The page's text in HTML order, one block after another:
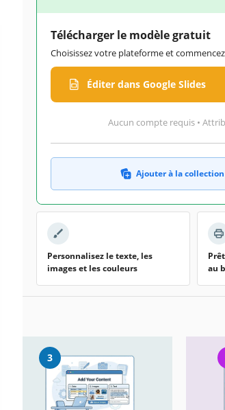
ci
?
le
et
Télécharger le modèle gratuit
Choisissez votre plateforme et
Éditer dans Google Slides
Aucun compte requis •
Ajouter à la collection
Personnalisez le texte, les
images et les couleurs
au
3